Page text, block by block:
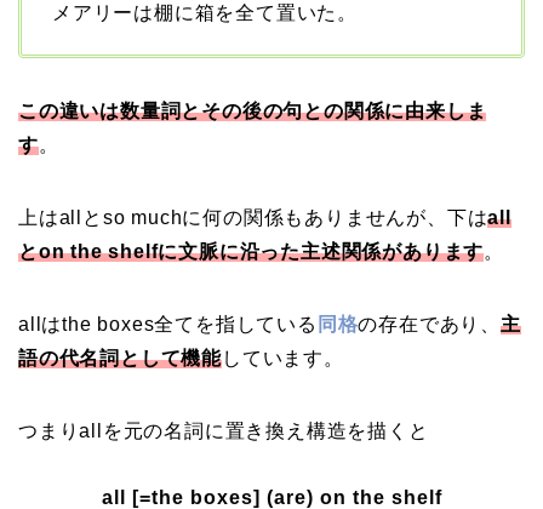
メアリーは棚に箱を全て置いた。
この違いは数量詞とその後の句との関係に由来しま
す。
上はallとso muchに何の関係もありませんが、下はall
とon the shelfに文脈に沿った主述関係があります。
allはthe boxes全てを指している 同格の存在であり、主
語の代名詞として機能しています。
つまりallを元の名詞に置き換え構造を描くと
all [=the boxes] (are) on the shelf